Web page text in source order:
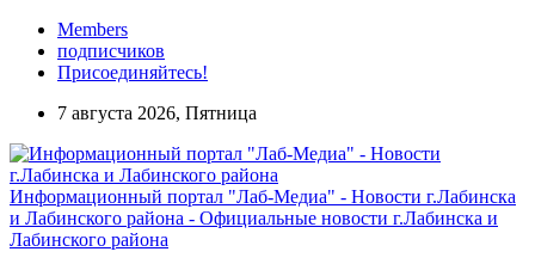
Members
подписчиков
Присоединяйтесь!
7 августа 2026, Пятница
Информационный портал "Лаб-Медиа" - Новости г.Лабинска
и Лабинского района - Официальные новости г.Лабинска и
Лабинского района